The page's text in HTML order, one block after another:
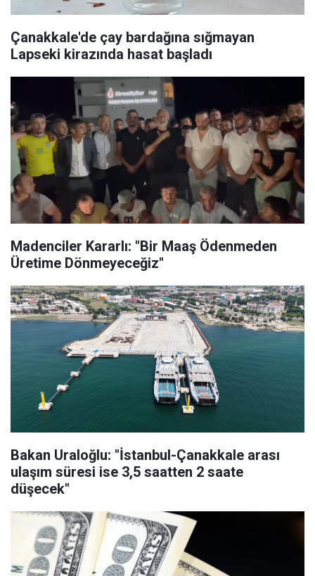
Çanakkale'de çay bardağına sığmayan
Lapseki kirazında hasat başladı
Madenciler Kararlı: "Bir Maaş Ödenmeden
Üretime Dönmeyeceğiz"
Bakan Uraloğlu: "İstanbul-Çanakkale arası
ulaşım süresi ise 3,5 saatten 2 saate
düşecek"